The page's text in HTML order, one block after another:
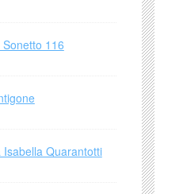
116
Quarantotti